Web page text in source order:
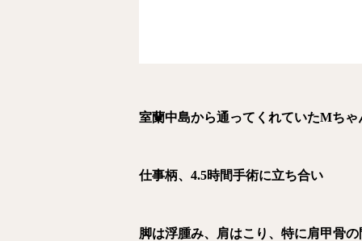
室蘭中島から通ってくれていたMちゃ
仕事柄、4.5時間手術に立ち合い
脚は浮腫み、肩はこり、特に肩甲骨の